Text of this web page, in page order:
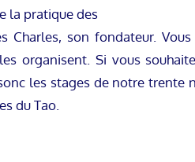
la pratique des
Charles, son fondateur.
organisent. Si vous
les stages de notre trente
du Tao.